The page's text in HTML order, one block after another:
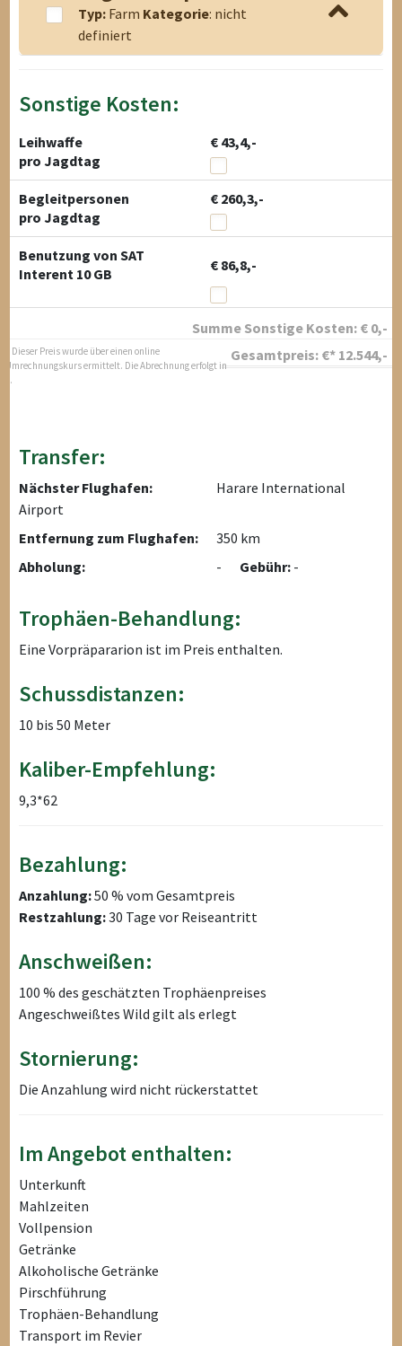
Typ: Farm Kategorie: nicht
definiert
Sonstige Kosten:
Leihwaffe
€ 43,4,-
pro Jagdtag
Begleitpersonen
€ 260,3,-
pro Jagdtag
Benutzung von SAT
Interent 10 GB
€ 86,8,-
Summe Sonstige Kosten: € 0,-
Gesamtpreis: €* 12.544,-
* Dieser Preis wurde über einen online
Umrechnungskurs ermittelt. Die Abrechnung erfolgt in
$.
Transfer:
Nächster Flughafen:
Harare International
Airport
Entfernung zum Flughafen:
350 km
Abholung:
- Gebühr: -
Trophäen-Behandlung:
Eine Vorpräpararion ist im Preis enthalten.
Schussdistanzen:
10 bis 50 Meter
Kaliber-Empfehlung:
9,3*62
Bezahlung:
Anzahlung:50 % vom Gesamtpreis
Restzahlung:30 Tage vor Reiseantritt
Anschweißen:
100 % des geschätzten Trophäenpreises
Angeschweißtes Wild gilt als erlegt
Stornierung:
Die Anzahlung wird nicht rückerstattet
Im Angebot enthalten:
Unterkunft
Mahlzeiten
Vollpension
Getränke
Alkoholische Getränke
Pirschführung
Trophäen-Behandlung
Transport im Revier